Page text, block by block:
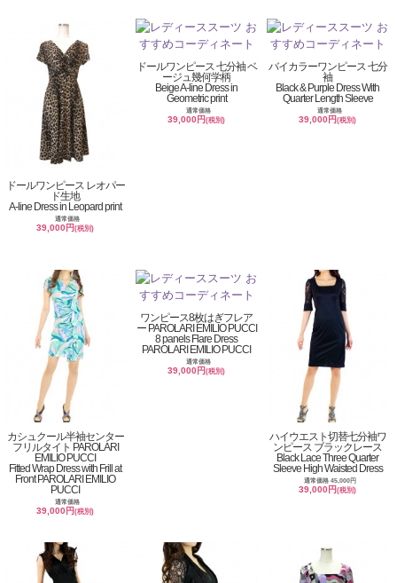
ドールワンピース レオパー
ド生地
A-line Dress in Leopard print
通常価格
39,000円(税別)
ドールワンピース 七分袖 ベ
ージュ幾何学柄
Beige A-line Dress in
Geometric print
通常価格
39,000円(税別)
バイカラーワンピース 七分
袖
Black & Purple Dress With
Quarter Length Sleeve
通常価格
39,000円(税別)
カシュクール半袖センター
フリルタイト PAROLARI
EMILIO PUCCI
Fitted Wrap Dress with Frill at
Front PAROLARI EMILIO
PUCCI
通常価格
39,000円(税別)
ワンピース8枚はぎフレア
ー PAROLARI EMILIO PUCCI
8 panels Flare Dress
PAROLARI EMILIO PUCCI
通常価格
39,000円(税別)
ハイウエスト切替七分袖ワ
ンピース ブラックレース
Black Lace Three Quarter
Sleeve High Waisted Dress
通常価格 45,000円
39,000円(税別)